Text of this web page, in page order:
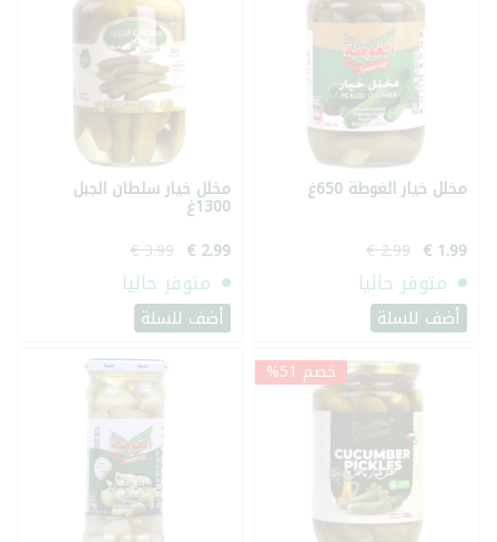
مخلل خيار الغوطة 650غ
متوفر حاليا
أضف للسلة
مخلل خيار سلطان الجبل
1300غ
متوفر حاليا
أضف للسلة
خصم 51%